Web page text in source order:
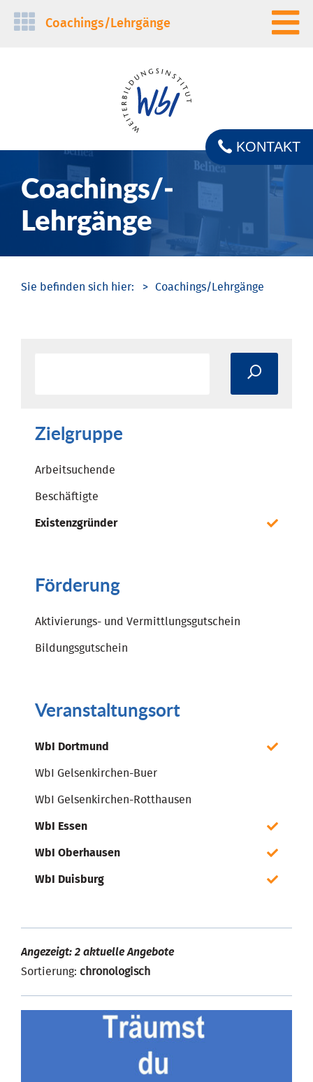
Navigation
Coachings/­Lehrgänge
Coachings/­
Lehrgänge
KONTAKT
Coachings/­Lehrgänge
Zielgruppe
Arbeitsuchende
Beschäftigte
Existenzgründer
Förderung
Aktivierungs- und Vermittlungsgutschein
Bildungsgutschein
Veranstaltungsort
WbI Dortmund
WbI Gelsenkirchen-Buer
WbI Gelsenkirchen-Rotthausen
WbI Essen
WbI Oberhausen
WbI Duisburg
Angezeigt: 2 aktuelle Angebote
Sortierung: chronologisch